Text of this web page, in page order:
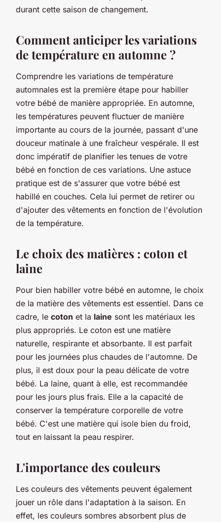
durant cette saison de changement.
Comment anticiper les variations
de température en automne ?
Comprendre les variations de température
automnales est la première étape pour habiller
votre bébé de manière appropriée. En automne,
les températures peuvent fluctuer de manière
importante au cours de la journée, passant d'une
douceur matinale à une fraîcheur vespérale. Il est
donc impératif de planifier les tenues de votre
bébé en fonction de ces variations. Une astuce
pratique est de s'assurer que votre bébé est
habillé en couches. Cela lui permet de retirer ou
d'ajouter des vêtements en fonction de l'évolution
de la température.
Le choix des matières : coton et
laine
Pour bien habiller votre bébé en automne, le choix
de la matière des vêtements est essentiel. Dans ce
cadre, le coton et la laine sont les matériaux les
plus appropriés. Le coton est une matière
naturelle, respirante et absorbante. Il est parfait
pour les journées plus chaudes de l'automne. De
plus, il est doux pour la peau délicate de votre
bébé. La laine, quant à elle, est recommandée
pour les jours plus frais. Elle a la capacité de
conserver la température corporelle de votre
bébé. C'est une matière qui isole bien du froid,
tout en laissant la peau respirer.
L'importance des couleurs
Les couleurs des vêtements peuvent également
jouer un rôle dans l'adaptation à la saison. En
effet, les couleurs sombres absorbent plus de